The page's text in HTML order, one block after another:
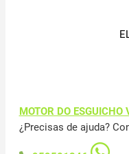
MOTOR DO
¿Precisas de ajuda?